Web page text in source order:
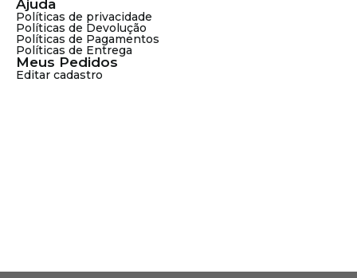
Ajuda
Políticas de privacidade
Políticas de Devolução
Políticas de Pagamentos
Políticas de Entrega
Meus Pedidos
Editar cadastro